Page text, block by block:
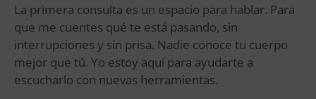
La primera consulta es un espacio para hablar. Para
que me cuentes qué te está pasando, sin
interrupciones y sin prisa. Nadie conoce tu cuerpo
mejor que tú. Yo estoy aquí para ayudarte a
escucharlo con nuevas herramientas.